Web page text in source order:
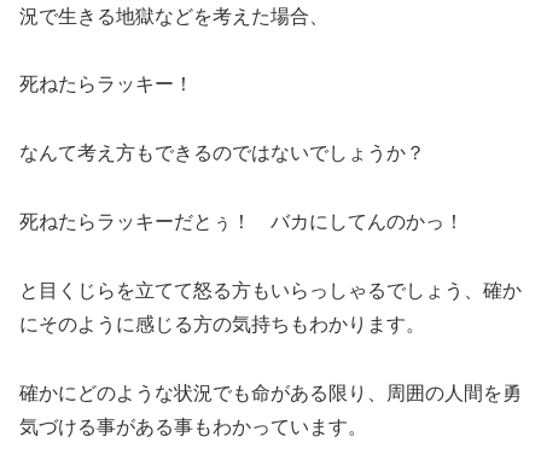
況で生きる地獄などを考えた場合、
死ねたらラッキー！
なんて考え方もできるのではないでしょうか？
死ねたらラッキーだとぅ！ バカにしてんのかっ！
と目くじらを立てて怒る方もいらっしゃるでしょう、確か
にそのように感じる方の気持ちもわかります。
確かにどのような状況でも命がある限り、周囲の人間を勇
気づける事がある事もわかっています。